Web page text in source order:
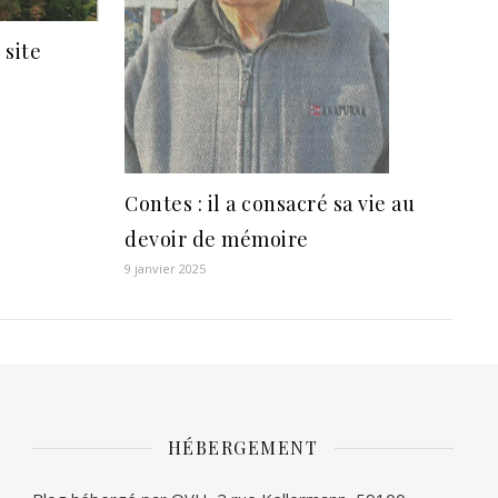
site
Contes : il a consacré sa vie au
devoir de mémoire
9 janvier 2025
HÉBERGEMENT